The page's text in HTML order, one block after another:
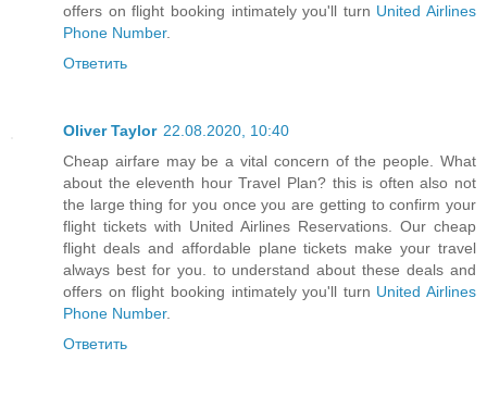
offers on flight booking intimately you'll turn United Airlines
Phone Number.
Ответить
Oliver Taylor 22.08.2020, 10:40
Cheap airfare may be a vital concern of the people. What
about the eleventh hour Travel Plan? this is often also not
the large thing for you once you are getting to confirm your
flight tickets with United Airlines Reservations. Our cheap
flight deals and affordable plane tickets make your travel
always best for you. to understand about these deals and
offers on flight booking intimately you'll turn United Airlines
Phone Number.
Ответить